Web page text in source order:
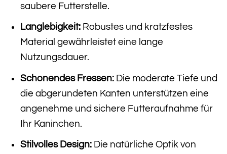
saubere Futterstelle.
Langlebigkeit:Robustes und kratzfestes
Material gewährleistet eine lange
Nutzungsdauer.
Schonendes Fressen:Die moderate Tiefe und
die abgerundeten Kanten unterstützen eine
angenehme und sichere Futteraufnahme für
Ihr Kaninchen.
Stilvolles Design:Die natürliche Optik von